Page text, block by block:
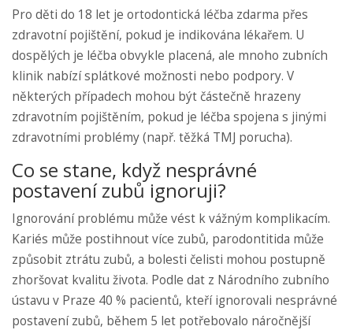
Pro děti do 18 let je ortodontická léčba zdarma přes
zdravotní pojištění, pokud je indikována lékařem. U
dospělých je léčba obvykle placená, ale mnoho zubních
klinik nabízí splátkové možnosti nebo podpory. V
některých případech mohou být částečně hrazeny
zdravotním pojištěním, pokud je léčba spojena s jinými
zdravotními problémy (např. těžká TMJ porucha).
Co se stane, když nesprávné
postavení zubů ignoruji?
Ignorování problému může vést k vážným komplikacím.
Kariés může postihnout více zubů, parodontitida může
způsobit ztrátu zubů, a bolesti čelisti mohou postupně
zhoršovat kvalitu života. Podle dat z Národního zubního
ústavu v Praze 40 % pacientů, kteří ignorovali nesprávné
postavení zubů, během 5 let potřebovalo náročnější